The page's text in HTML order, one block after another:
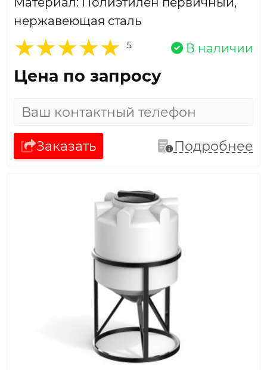
нержавеющая сталь
5 В наличии
Цена по запросу
Заказать Подробнее